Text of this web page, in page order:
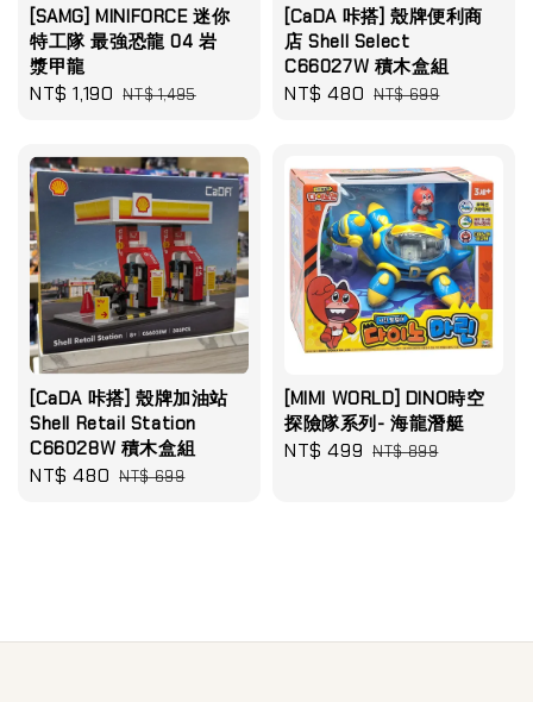
[SAMG] MINIFORCE 迷你
特工隊 最強恐龍 04 岩
漿甲龍
Sale
NT$ 1,190 Regular
NT$ 1,495
[CaDA 咔搭] 殼牌便利商
店 Shell Select
C66027W 積木盒組
Sale
NT$ 480 Regular
NT$ 699
[CaDA 咔搭] 殼牌加油站
Shell Retail Station
C66028W 積木盒組
Sale
NT$ 480 Regular
NT$ 699
[MIMI WORLD] DINO時空
探險隊系列- 海龍潛艇
Sale
NT$ 499 Regular
NT$ 899